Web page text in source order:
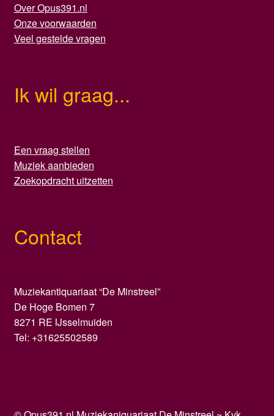
Over Opus391.nl
Onze voorwaarden
Veel gestelde vragen
Ik wil graag...
Een vraag stellen
Muziek aanbieden
Zoekopdracht uitzetten
Contact
Muziekantiquariaat “De Minstreel”
De Hoge Bomen 7
8271 RE IJsselmuiden
Tel: +31625502589